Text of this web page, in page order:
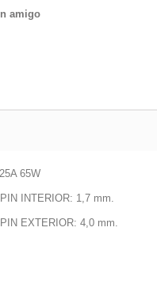
amigo
65W
INTERIOR: 1,7 mm.
EXTERIOR: 4,0 mm.